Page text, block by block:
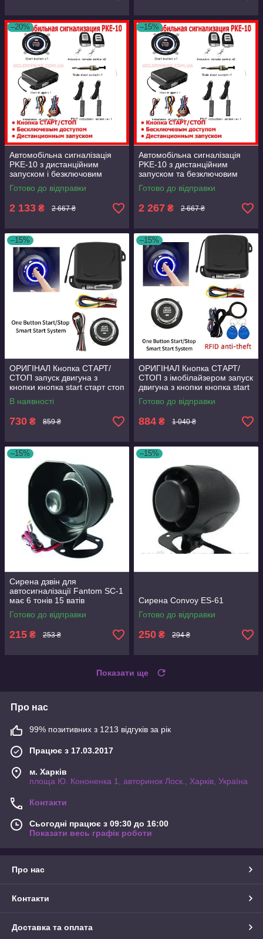
–20%
Автомобільна сигналізація
PKE-10 з дистанційним
запуском і безключовим
доступом + кнопка СТАРТ/
СТОП 1
Готово до відправки
2 133 ₴ 2 667 ₴
–15%
Автомобільна сигналізація
PKE-10 з дистанційним
запуском та безключовим
доступом + кнопка СТАРТ/
СТОП
Готово до відправки
2 267 ₴ 2 667 ₴
–15%
ОРИГІНАЛ Кнопка СТАРТ/
СТОП запуск двигуна з
кнопки кнопка start старт стоп
ПОКРАЩЕНА ЯКІСТЬ
В наявності
730 ₴ 859 ₴
–15%
ОРИГІНАЛ Кнопка СТАРТ/
СТОП з імобілайзером запуск
двигуна з кнопки кнопка start
старт стоп ПОКРАЩЕНА
ЯКІСТЬ
Готово до відправки
884 ₴ 1 040 ₴
–15%
Сирена дзвін для
автосигналізації Fantom SC-1
має 6 тонів 15 ватів
Готово до відправки
215 ₴ 253 ₴
–15%
Сирена Convoy ES-61
Готово до відправки
250 ₴ 294 ₴
Показати ще
Про нас
99% позитивних з 1213 відгуків за рік
Працює з 17.03.2017
м. Харків
площа Ю. Кононенка 1, авторинок Лоск., Харків, Україна
Контакти
Сьогодні працює з 09:30 до 16:00
Показати весь графік роботи
Про нас
Контакти
Доставка та оплата